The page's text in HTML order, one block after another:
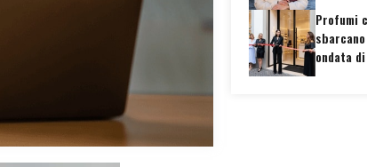
Profumi
ondata